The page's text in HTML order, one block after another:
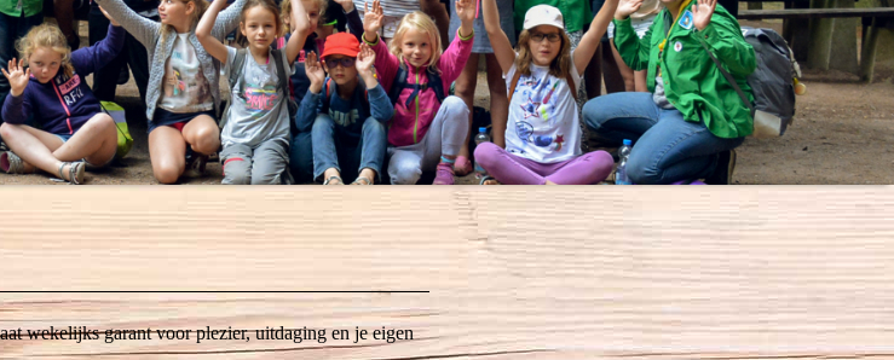
wekelijks garant voor plezier, uitdaging en je eigen